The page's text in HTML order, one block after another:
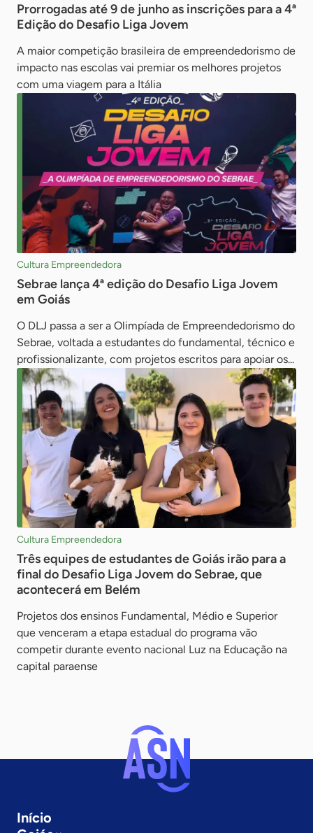
Prorrogadas até 9 de junho as inscrições para a 4ª
Edição do Desafio Liga Jovem
A maior competição brasileira de empreendedorismo de
impacto nas escolas vai premiar os melhores projetos
com uma viagem para a Itália
Cultura Empreendedora
Sebrae lança 4ª edição do Desafio Liga Jovem
em Goiás
O DLJ passa a ser a Olimpíada de Empreendedorismo do
Sebrae, voltada a estudantes do fundamental, técnico e
profissionalizante, com projetos escritos para apoiar os...
Cultura Empreendedora
Três equipes de estudantes de Goiás irão para a
final do Desafio Liga Jovem do Sebrae, que
acontecerá em Belém
Projetos dos ensinos Fundamental, Médio e Superior
que venceram a etapa estadual do programa vão
competir durante evento nacional Luz na Educação na
capital paraense
Início